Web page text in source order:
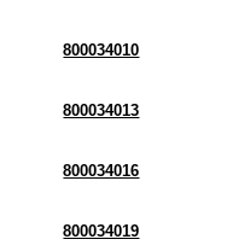
800034010
800034013
800034016
800034019